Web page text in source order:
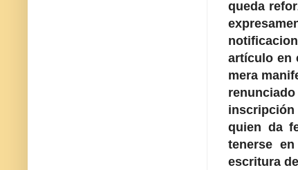
queda
artículo en
mera
inscripción
quien da
tenerse
escritura